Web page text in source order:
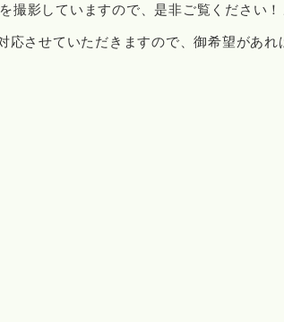
撮影していますので、是非ご覧ください！
応させていただきますので、御希望があれ